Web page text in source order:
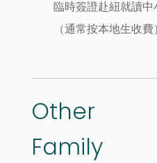
臨時簽證赴紐就讀中
（通常按本地生收費
Other
Family